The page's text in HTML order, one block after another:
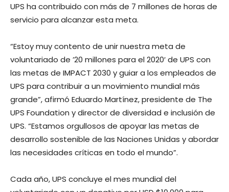
UPS ha contribuido con más de 7 millones de horas de
servicio para alcanzar esta meta.
“Estoy muy contento de unir nuestra meta de
voluntariado de ’20 millones para el 2020′ de UPS con
las metas de IMPACT 2030 y guiar a los empleados de
UPS para contribuir a un movimiento mundial más
grande”, afirmó Eduardo Martínez, presidente de The
UPS Foundation y director de diversidad e inclusión de
UPS. “Estamos orgullosos de apoyar las metas de
desarrollo sostenible de las Naciones Unidas y abordar
las necesidades críticas en todo el mundo”.
Cada año, UPS concluye el mes mundial del